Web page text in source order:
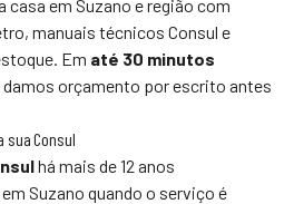
em Suzano e região com
manuais técnicos Consul e
Em até 30 minutos
orçamento por escrito antes
sua Consul
há mais de 12 anos
em Suzano quando o serviço é